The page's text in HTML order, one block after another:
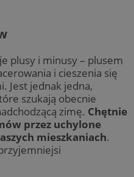
plusy i minusy – plusem
i cieszenia się
Jest jednak jedna,
szukają obecnie
zimę. Chętnie
przez uchylone
mieszkaniach.